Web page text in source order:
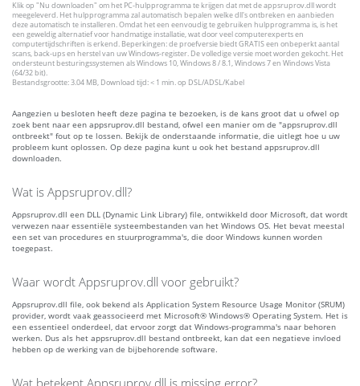
Klik op "Nu downloaden" om het PC-hulpprogramma te krijgen dat met de appsruprov.dll wordt
meegeleverd. Het hulpprogramma zal automatisch bepalen welke dll's ontbreken en aanbieden
deze automatisch te installeren. Omdat het een eenvoudig te gebruiken hulpprogramma is, is het
een geweldig alternatief voor handmatige installatie, wat door veel computerexperts en
computertijdschriften is erkend. Beperkingen: de proefversie biedt GRATIS een onbeperkt aantal
scans, back-ups en herstel van uw Windows-register. De volledige versie moet worden gekocht. Het
ondersteunt besturingssystemen als Windows 10, Windows 8 / 8.1, Windows 7 en Windows Vista
(64/32 bit).
Bestandsgrootte: 3.04 MB, Download tijd: < 1 min. op DSL/ADSL/Kabel
Aangezien u besloten heeft deze pagina te bezoeken, is de kans groot dat u ofwel op
zoek bent naar een appsruprov.dll bestand, ofwel een manier om de "appsruprov.dll
ontbreekt" fout op te lossen. Bekijk de onderstaande informatie, die uitlegt hoe u uw
probleem kunt oplossen. Op deze pagina kunt u ook het bestand appsruprov.dll
downloaden.
Wat is Appsruprov.dll?
Appsruprov.dll een DLL (Dynamic Link Library) file, ontwikkeld door Microsoft, dat wordt
verwezen naar essentiële systeembestanden van het Windows OS. Het bevat meestal
een set van procedures en stuurprogramma's, die door Windows kunnen worden
toegepast.
Waar wordt Appsruprov.dll voor gebruikt?
Appsruprov.dll file, ook bekend als Application System Resource Usage Monitor (SRUM)
provider, wordt vaak geassocieerd met Microsoft® Windows® Operating System. Het is
een essentieel onderdeel, dat ervoor zorgt dat Windows-programma's naar behoren
werken. Dus als het appsruprov.dll bestand ontbreekt, kan dat een negatieve invloed
hebben op de werking van de bijbehorende software.